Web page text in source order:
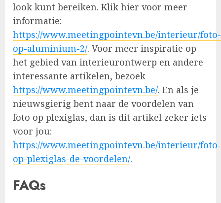
look kunt bereiken. Klik hier voor meer
informatie:
https://www.meetingpointevn.be/interieur/foto-
op-aluminium-2/. Voor meer inspiratie op
het gebied van interieurontwerp en andere
interessante artikelen, bezoek
https://www.meetingpointevn.be/. En als je
nieuwsgierig bent naar de voordelen van
foto op plexiglas, dan is dit artikel zeker iets
voor jou:
https://www.meetingpointevn.be/interieur/foto-
op-plexiglas-de-voordelen/.
FAQs